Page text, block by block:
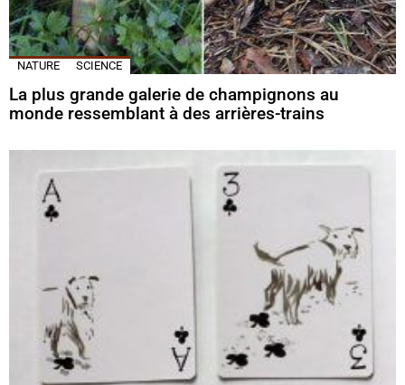
NATURE SCIENCE
La plus grande galerie de champignons au
monde ressemblant à des arrières-trains